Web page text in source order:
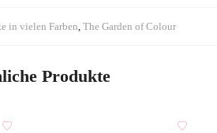
in vielen Farben The Garden of Colour
Produkte